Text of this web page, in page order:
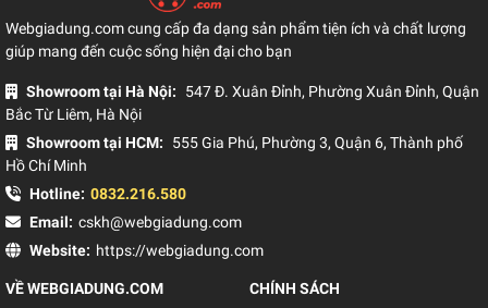
Webgiadung.com cung cấp đa dạng sản phẩm tiện ích và chất lượng
giúp mang đến cuộc sống hiện đại cho bạn
Showroom tại Hà Nội:
547 Đ. Xuân Đỉnh, Phường Xuân Đỉnh, Quận
Bắc Từ Liêm, Hà Nội
Showroom tại HCM:
555 Gia Phú, Phường 3, Quận 6, Thành phố
Hồ Chí Minh
Hotline: 0832.216.580
Email: cskh@webgiadung.com
Website: https://webgiadung.com
VỀ WEBGIADUNG.COM
CHÍNH SÁCH